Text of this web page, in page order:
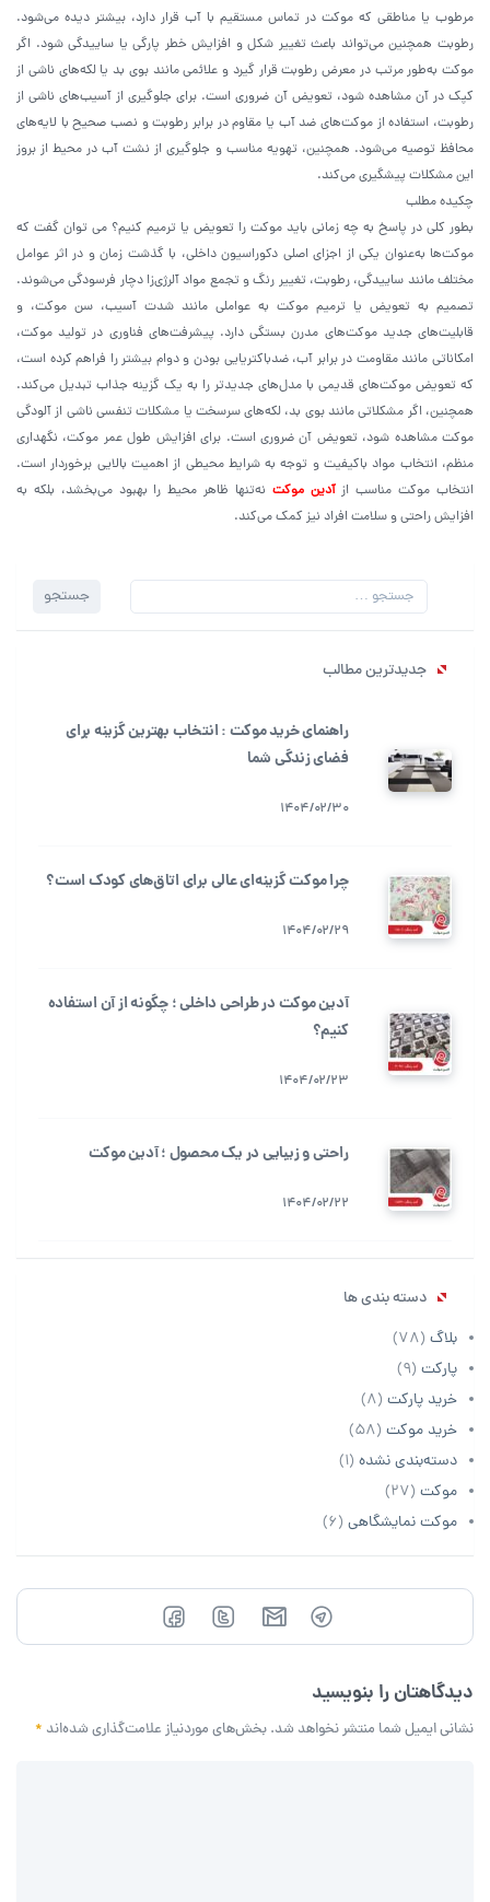
مرطوب یا مناطقی که موکت در تماس مستقیم با آب قرار دارد، بیشتر دیده می‌شود.
رطوبت همچنین می‌تواند باعث تغییر شکل و افزایش خطر پارگی یا ساییدگی شود. اگر
موکت به‌طور مرتب در معرض رطوبت قرار گیرد و علائمی مانند بوی بد یا لکه‌های ناشی از
کپک در آن مشاهده شود، تعویض آن ضروری است. برای جلوگیری از آسیب‌های ناشی از
رطوبت، استفاده از موکت‌های ضد آب یا مقاوم در برابر رطوبت و نصب صحیح با لایه‌های
محافظ توصیه می‌شود. همچنین، تهویه مناسب و جلوگیری از نشت آب در محیط از بروز
این مشکلات پیشگیری می‌کند.
چکیده مطلب
بطور کلی در پاسخ به چه زمانی باید موکت را تعویض یا ترمیم کنیم؟ می توان گفت که
موکت‌ها به‌عنوان یکی از اجزای اصلی دکوراسیون داخلی، با گذشت زمان و در اثر عوامل
مختلف مانند ساییدگی، رطوبت، تغییر رنگ و تجمع مواد آلرژی‌زا دچار فرسودگی می‌شوند.
تصمیم به تعویض یا ترمیم موکت به عواملی مانند شدت آسیب، سن موکت، و
قابلیت‌های جدید موکت‌های مدرن بستگی دارد. پیشرفت‌های فناوری در تولید موکت،
امکاناتی مانند مقاومت در برابر آب، ضدباکتریایی بودن و دوام بیشتر را فراهم کرده است،
که تعویض موکت‌های قدیمی با مدل‌های جدیدتر را به یک گزینه جذاب تبدیل می‌کند.
همچنین، اگر مشکلاتی مانند بوی بد، لکه‌های سرسخت یا مشکلات تنفسی ناشی از آلودگی
موکت مشاهده شود، تعویض آن ضروری است. برای افزایش طول عمر موکت، نگهداری
منظم، انتخاب مواد باکیفیت و توجه به شرایط محیطی از اهمیت بالایی برخوردار است.
انتخاب موکت مناسب ازآدین موکت نه‌تنها ظاهر محیط را بهبود می‌بخشد، بلکه به
افزایش راحتی و سلامت افراد نیز کمک می‌کند.
جستجو
جستجو
جدیدترین مطالب
راهنمای خرید موکت : انتخاب بهترین گزینه برای
فضای زندگی شما
1404/02/30
چرا موکت گزینه‌ای عالی برای اتاق‌های کودک است؟
1404/02/29
آدین موکت در طراحی داخلی ؛ چگونه از آن استفاده
کنیم؟
1404/02/23
راحتی و زیبایی در یک محصول ؛ آدین موکت
1404/02/22
دسته بندی ها
بلاگ (78)
پارکت (9)
خرید پارکت (8)
خرید موکت (58)
دسته‌بندی نشده (1)
موکت (27)
موکت نمایشگاهی (6)
دیدگاهتان را بنویسید
نشانی ایمیل شما منتشر نخواهد شد. بخش‌های موردنیاز علامت‌گذاری شده‌اند *